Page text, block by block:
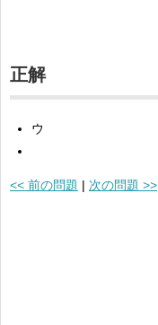
正解
ウ
<< 前の問題 | 次の問題 >>